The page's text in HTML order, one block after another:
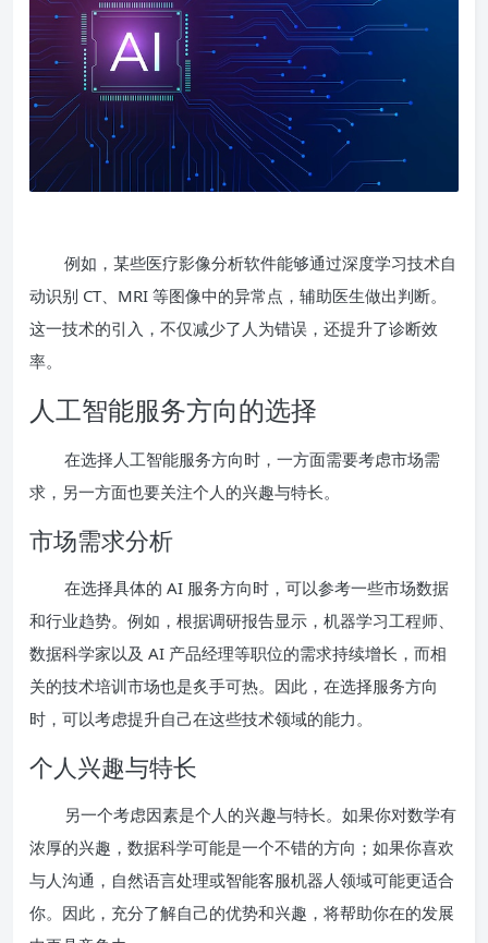
例如，某些医疗影像分析软件能够通过深度学习技术自
动识别 CT、MRI 等图像中的异常点，辅助医生做出判断。
这一技术的引入，不仅减少了人为错误，还提升了诊断效
率。
人工智能服务方向的选择
在选择人工智能服务方向时，一方面需要考虑市场需
求，另一方面也要关注个人的兴趣与特长。
市场需求分析
在选择具体的 AI 服务方向时，可以参考一些市场数据
和行业趋势。例如，根据调研报告显示，机器学习工程师、
数据科学家以及 AI 产品经理等职位的需求持续增长，而相
关的技术培训市场也是炙手可热。因此，在选择服务方向
时，可以考虑提升自己在这些技术领域的能力。
个人兴趣与特长
另一个考虑因素是个人的兴趣与特长。如果你对数学有
浓厚的兴趣，数据科学可能是一个不错的方向；如果你喜欢
与人沟通，自然语言处理或智能客服机器人领域可能更适合
你。因此，充分了解自己的优势和兴趣，将帮助你在的发展